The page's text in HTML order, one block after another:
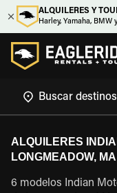
ALQUILERES Y
Harley, Yamaha, BMW
ALQUILERES
LONGMEADOW, MA
6 modelos Indian